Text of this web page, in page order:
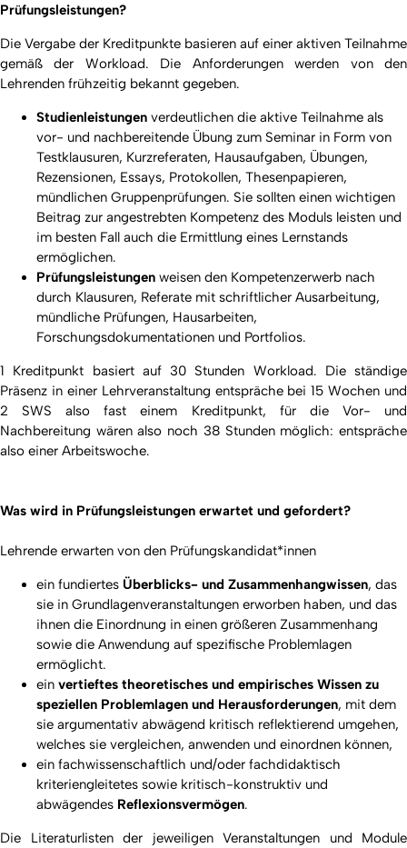
Prüfungsleistungen?
Die Vergabe der Kreditpunkte basieren auf einer aktiven Teilnahme
gemäß der Workload. Die Anforderungen werden von den
Lehrenden frühzeitig bekannt gegeben.
Studienleistungen verdeutlichen die aktive Teilnahme als
vor- und nachbereitende Übung zum Seminar in Form von
Testklausuren, Kurzreferaten, Hausaufgaben, Übungen,
Rezensionen, Essays, Protokollen, Thesenpapieren,
mündlichen Gruppenprüfungen. Sie sollten einen wichtigen
Beitrag zur angestrebten Kompetenz des Moduls leisten und
im besten Fall auch die Ermittlung eines Lernstands
ermöglichen.
Prüfungsleistungen weisen den Kompetenzerwerb nach
durch Klausuren, Referate mit schriftlicher Ausarbeitung,
mündliche Prüfungen, Hausarbeiten,
Forschungsdokumentationen und Portfolios.
1 Kreditpunkt basiert auf 30 Stunden Workload. Die ständige
Präsenz in einer Lehrveranstaltung entspräche bei 15 Wochen und
2 SWS also fast einem Kreditpunkt, für die Vor- und
Nachbereitung wären also noch 38 Stunden möglich: entspräche
also einer Arbeitswoche.
Was wird in Prüfungsleistungen erwartet und gefordert?
Lehrende erwarten von den Prüfungskandidat*innen
ein fundiertes Überblicks- und Zusammenhangwissen, das
sie in Grundlagenveranstaltungen erworben haben, und das
ihnen die Einordnung in einen größeren Zusammenhang
sowie die Anwendung auf spezifische Problemlagen
ermöglicht.
ein vertieftes theoretisches und empirisches Wissen zu
speziellen Problemlagen und Herausforderungen, mit dem
sie argumentativ abwägend kritisch reflektierend umgehen,
welches sie vergleichen, anwenden und einordnen können,
ein fachwissenschaftlich und/oder fachdidaktisch
kriteriengleitetes sowie kritisch-konstruktiv und
abwägendes Reflexionsvermögen.
Die Literaturlisten der jeweiligen Veranstaltungen und Module